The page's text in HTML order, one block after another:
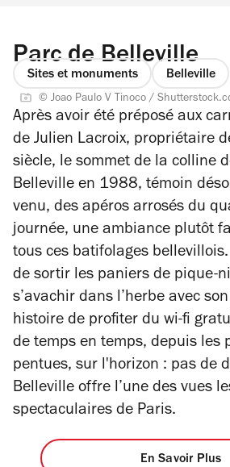
Parc de Belleville
Sites et monuments Belleville
© Joao Paulo V Tinoco /
Après avoir été préposé aux
de Julien Lacroix, propriétaire
siècle, le sommet de la colline
Belleville en 1988, témoin
venu, des apéros arrosés du
journée, une ambiance plutôt
tous ces batifolages bellevillois.
de sortir les paniers de pique-
s’avachir dans l’herbe avec
histoire de profiter du wi-fi
de temps en temps, depuis les
pentues, sur l'horizon : pas de
Belleville offre l’une des vues
spectaculaires de Paris.
En Savoir Plus